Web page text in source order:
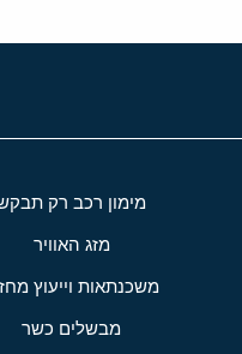
מימון רכב רק
מזג האוויר
משכנתאות וייעוץ
מבשלים כשר